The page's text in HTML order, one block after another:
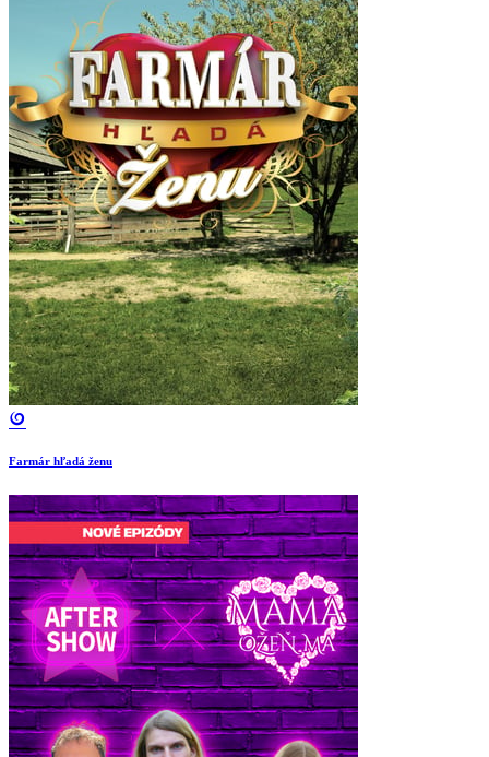
Farmár hľadá ženu